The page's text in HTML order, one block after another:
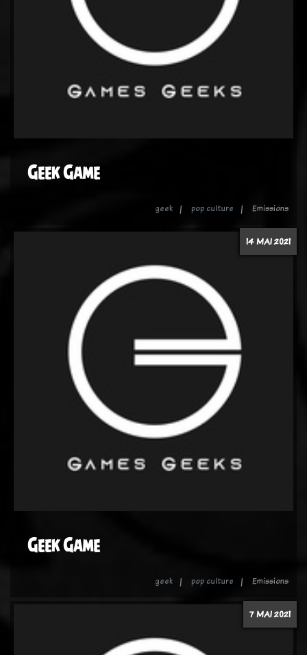
Geek Game
geek pop culture Emissions
14 MAI 2021
Geek Game
geek pop culture Emissions
7 MAI 2021